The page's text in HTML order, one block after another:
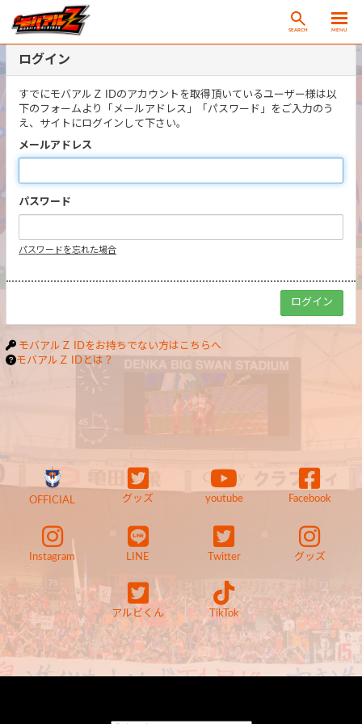
SEARCH MENU
ログイン
すでにモバアルＺ IDのアカウントを取得頂いているユーザー様は以
下のフォームより「メールアドレス」「パスワード」をご入力のう
え、サイトにログインして下さい。
メールアドレス
パスワード
パスワードを忘れた場合
モバアルＺ IDをお持ちでない方はこちらへ
モバアルＺ IDとは？
OFFICIAL グッズ youtube Facebook
Instagram LINE Twitter グッズ
アルビくん TikTok